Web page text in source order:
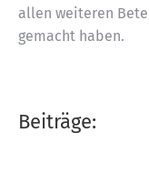
allen weiteren
gemacht haben.
Beiträge: